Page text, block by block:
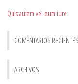
Quis autem vel eum iure
COMENTARIOS RECIENTES
ARCHIVOS